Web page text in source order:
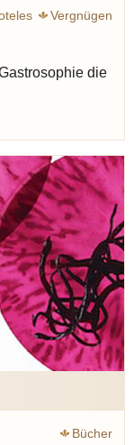
Vergnügen
Inspiration
die
Bücher